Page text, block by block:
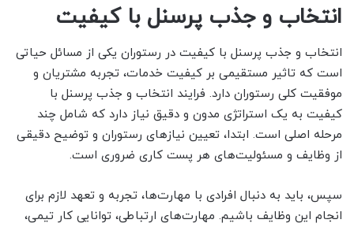
انتخاب و جذب پرسنل با کیفیت
انتخاب و جذب پرسنل با کیفیت در رستوران یکی از مسائل حیاتی
است که تاثیر مستقیمی بر کیفیت خدمات، تجربه مشتریان و
موفقیت کلی رستوران دارد. فرایند انتخاب و جذب پرسنل با
کیفیت به یک استراتژی مدون و دقیق نیاز دارد که شامل چند
مرحله اصلی است. ابتدا، تعیین نیازهای رستوران و توضیح دقیقی
از وظایف و مسئولیت‌های هر پست کاری ضروری است.
سپس، باید به دنبال افرادی با مهارت‌ها، تجربه و تعهد لازم برای
انجام این وظایف باشیم. مهارت‌های ارتباطی، توانایی کار تیمی،